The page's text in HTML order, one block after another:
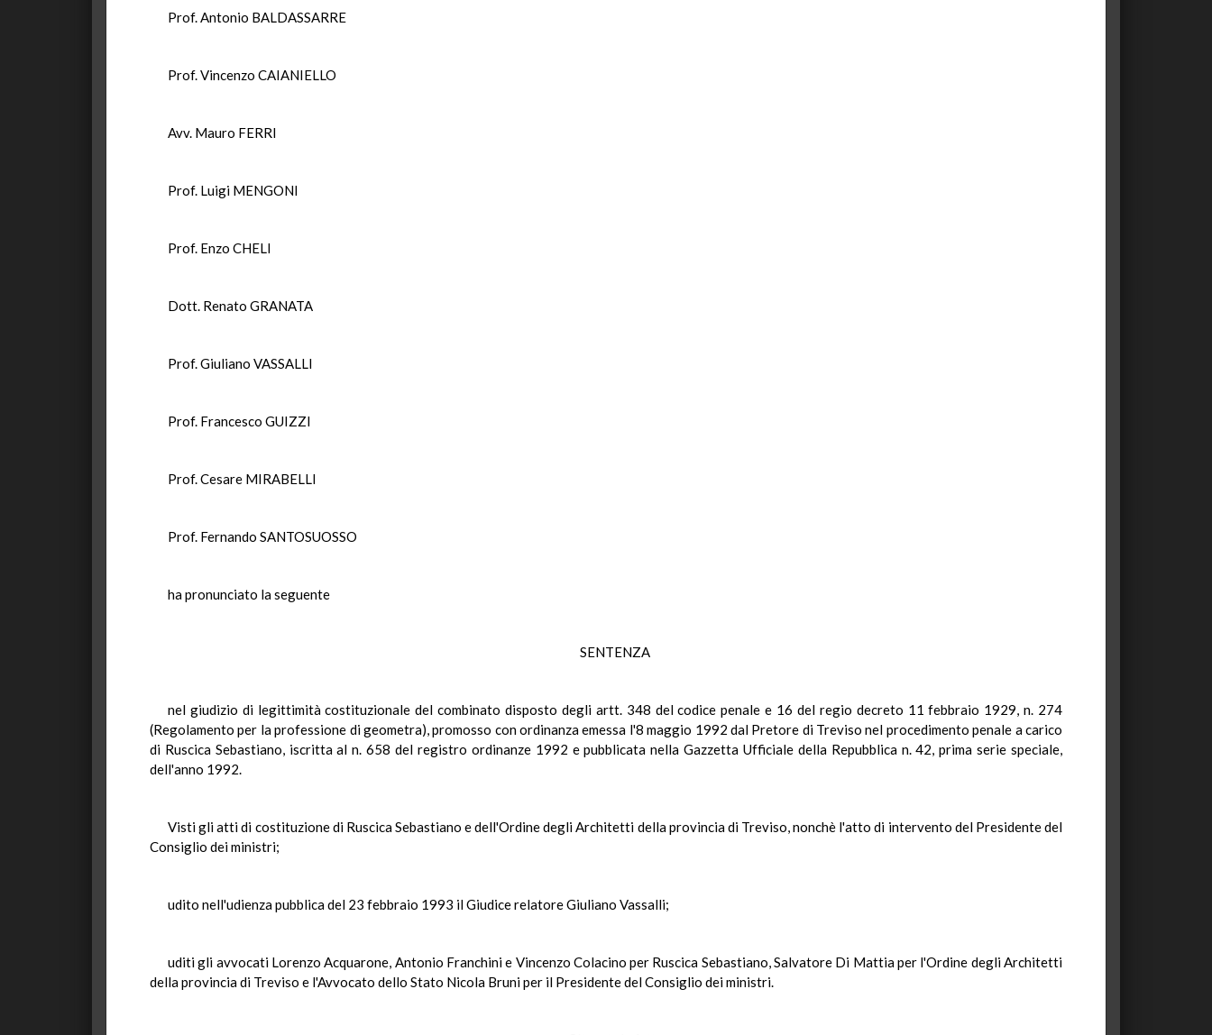
Prof. Antonio BALDASSARRE
Prof. Vincenzo CAIANIELLO
Avv. Mauro FERRI
Prof. Luigi MENGONI
Prof. Enzo CHELI
Dott. Renato GRANATA
Prof. Giuliano VASSALLI
Prof. Francesco GUIZZI
Prof. Cesare MIRABELLI
Prof. Fernando SANTOSUOSSO
ha pronunciato la seguente
SENTENZA
nel giudizio di legittimità costituzionale del combinato disposto degli artt. 348 del codice penale e 16 del regio decreto 11 febbraio 1929, n. 274
(Regolamento per la professione di geometra), promosso con ordinanza emessa l'8 maggio 1992 dal Pretore di Treviso nel procedimento penale a carico
di Ruscica Sebastiano, iscritta al n. 658 del registro ordinanze 1992 e pubblicata nella Gazzetta Ufficiale della Repubblica n. 42, prima serie speciale,
dell'anno 1992.
Visti gli atti di costituzione di Ruscica Sebastiano e dell'Ordine degli Architetti della provincia di Treviso, nonchè l'atto di intervento del Presidente del
Consiglio dei ministri;
udito nell'udienza pubblica del 23 febbraio 1993 il Giudice relatore Giuliano Vassalli;
uditi gli avvocati Lorenzo Acquarone, Antonio Franchini e Vincenzo Colacino per Ruscica Sebastiano, Salvatore Di Mattia per l'Ordine degli Architetti
della provincia di Treviso e l'Avvocato dello Stato Nicola Bruni per il Presidente del Consiglio dei ministri.